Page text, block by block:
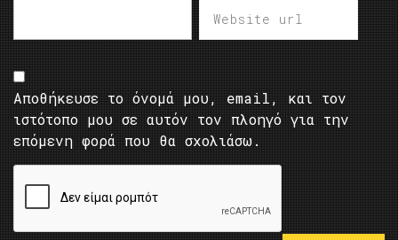
Αποθήκευσε το όνομά μου, email, και τον
ιστότοπο μου σε αυτόν τον πλοηγό για την
επόμενη φορά που θα σχολιάσω.